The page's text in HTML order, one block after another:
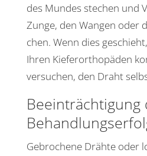
des Mundes stechen und
Zunge, den Wangen oder
chen. Wenn dies
Ihren Kiefer­or­tho­päden
versu­chen, den Draht
Beein­träch­ti­gung
Gebro­chene Drähte oder